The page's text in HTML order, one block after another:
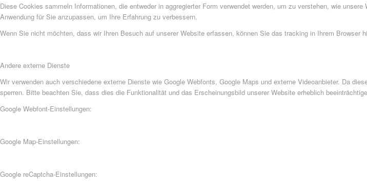
Diese Cookies sammeln Informationen, die entweder in aggregierter Form verwendet werden, um zu verstehen, wie
Anwendung für Sie anzupassen, um Ihre Erfahrung zu verbessern.
Wenn Sie nicht möchten, dass wir Ihren Besuch auf unserer Website erfassen, können Sie das tracking in Ihrem Browser
Andere externe Dienste
Wir verwenden auch verschiedene externe Dienste wie Google Webfonts, Google Maps und externe Videoanbieter. Da
sperren. Bitte beachten Sie, dass dies die Funktionalität und das Erscheinungsbild unserer Website erheblich
Google Webfont-Einstellungen:
Google Map-Einstellungen:
Google reCaptcha-Einstellungen: